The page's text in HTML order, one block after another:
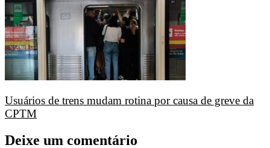
Usuários de trens mudam rotina por causa de greve da
CPTM
Deixe um comentário